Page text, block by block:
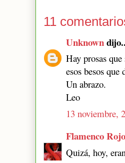
11
Unknown
Hay prosas
esos besos
Un abrazo.
Leo
13 noviembre,
Flamenco Rojo
Quizá, hoy,